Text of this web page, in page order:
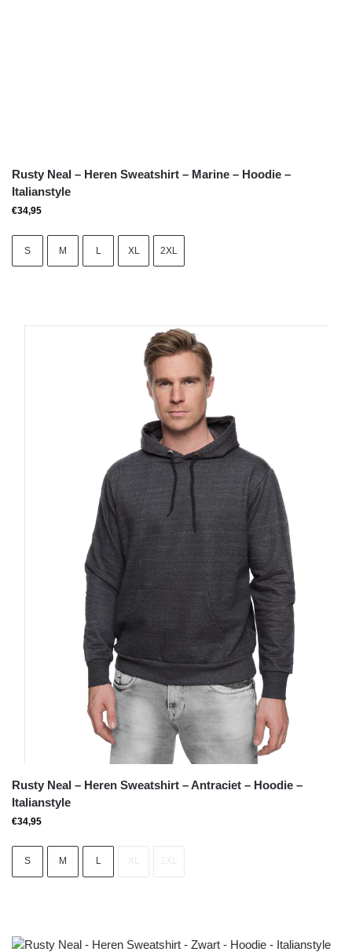
Rusty Neal – Heren Sweatshirt – Marine – Hoodie –
Italianstyle
€34,95
S M L XL 2XL
Rusty Neal – Heren Sweatshirt – Antraciet – Hoodie –
Italianstyle
€34,95
S M L